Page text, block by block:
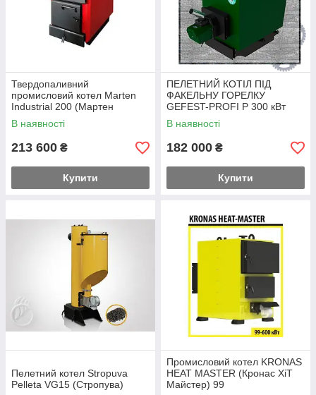
Твердопаливний
промисловий котел Marten
Industrial 200 (Мартен
Індастріал)
В наявності
213 600 ₴
Купити
ПЕЛЕТНИЙ КОТІЛ ПІД
ФАКЕЛЬНУ ГОРЕЛКУ
GEFEST-PROFI P 300 кВт
(Гефест Профі П)
В наявності
182 000 ₴
Купити
Пелетний котел Stropuva
Pelleta VG15 (Стропува)
Промисловий котел KRONAS
HEAT MASTER (Кронас ХіТ
Майстер) 99